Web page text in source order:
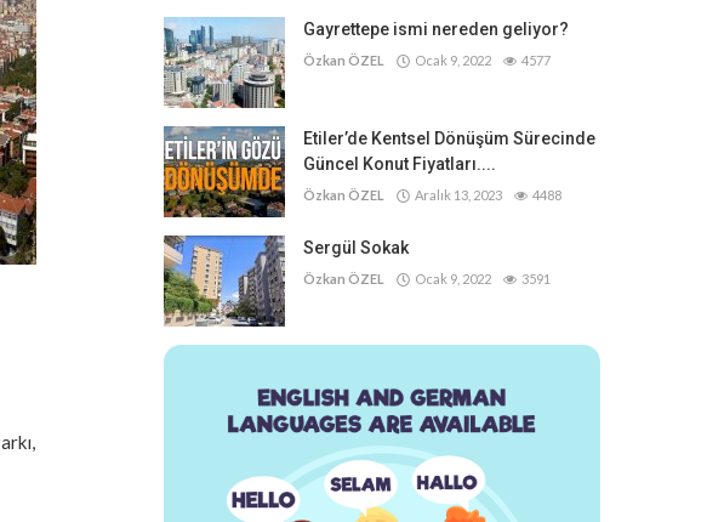
Gayrettepe ismi nereden geliyor?
Özkan ÖZEL Ocak 9, 2022 4577
Etiler’de Kentsel Dönüşüm Sürecinde
Güncel Konut Fiyatları....
Özkan ÖZEL Aralık 13, 2023 4488
Sergül Sokak
Özkan ÖZEL Ocak 9, 2022 3591